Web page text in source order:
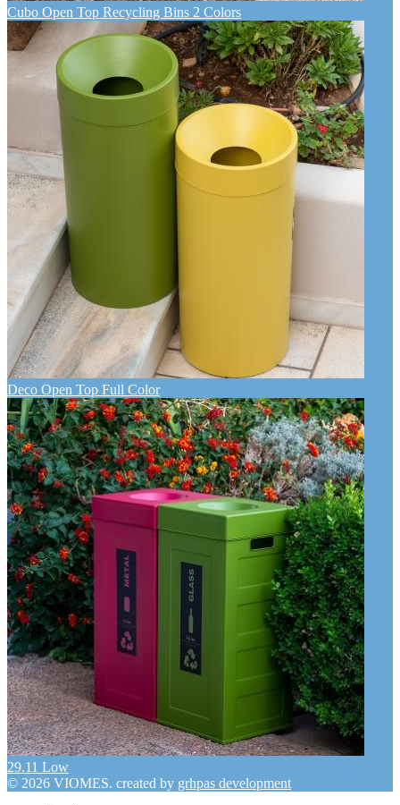
Cubo Open Top Recycling Bins 2 Colors
Deco Open Top Full Color
29.11 Low
© 2026 VIOMES. created by grhpas development